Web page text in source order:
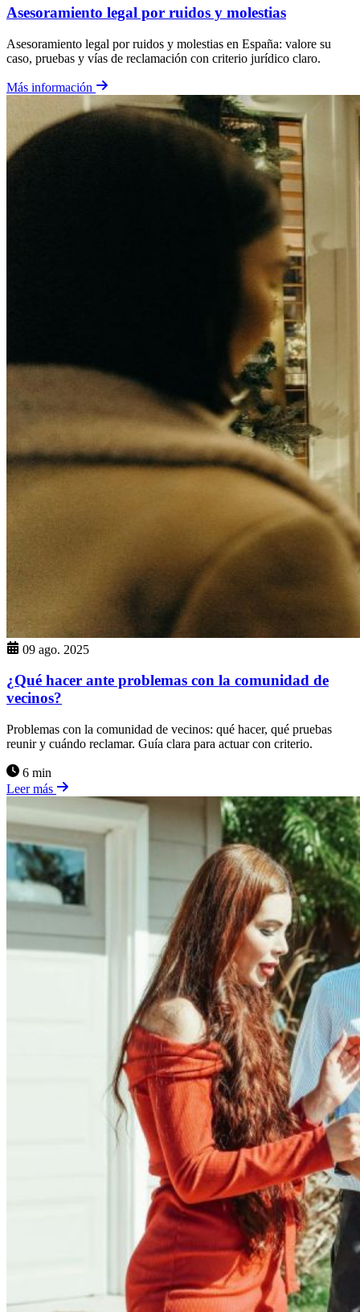
Asesoramiento legal por ruidos y molestias
Asesoramiento legal por ruidos y molestias en España: valore su
caso, pruebas y vías de reclamación con criterio jurídico claro.
Más información
09 ago. 2025
¿Qué hacer ante problemas con la comunidad de
vecinos?
Problemas con la comunidad de vecinos: qué hacer, qué pruebas
reunir y cuándo reclamar. Guía clara para actuar con criterio.
6 min
Leer más